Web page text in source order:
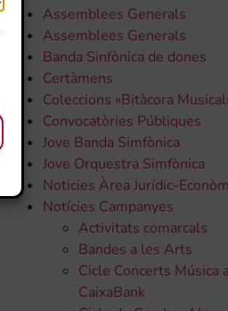
Assemblees Generals
Assemblees Generals
Banda Sinfònica de dones
Certàmens
Coleccions «Bitàcora
Convocatòries Públiques
Jove Banda Simfònica
Jove Orquestra Simfònica
Noticies Àrea Jurídic-
Notícies Campanyes
Activitats comarcals
Bandes a les Arts
Cicle Concerts Música
CaixaBank